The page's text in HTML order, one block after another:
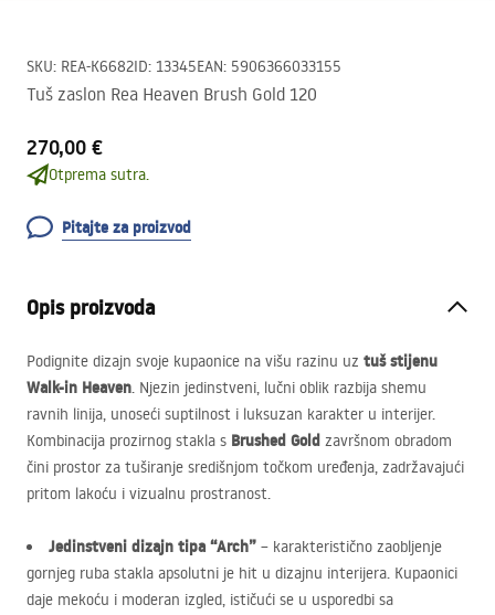
SKU: REA-K6682ID: 13345EAN: 5906366033155
Tuš zaslon Rea Heaven Brush Gold 120
270,00 €
Otprema sutra.
Pitajte za proizvod
Opis proizvoda
Podignite dizajn svoje kupaonice na višu razinu uz tuš stijenu
Walk-in Heaven. Njezin jedinstveni, lučni oblik razbija shemu
ravnih linija, unoseći suptilnost i luksuzan karakter u interijer.
Kombinacija prozirnog stakla s Brushed Gold završnom obradom
čini prostor za tuširanje središnjom točkom uređenja, zadržavajući
pritom lakoću i vizualnu prostranost.
Jedinstveni dizajn tipa “Arch” – karakteristično zaobljenje
gornjeg ruba stakla apsolutni je hit u dizajnu interijera. Kupaonici
daje mekoću i moderan izgled, ističući se u usporedbi sa